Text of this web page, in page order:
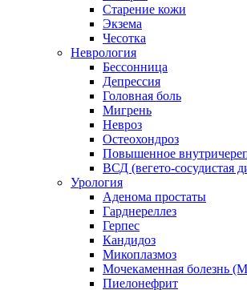
Старение кожи
Экзема
Чесотка
Неврология
Бессонница
Депрессия
Головная боль
Мигрень
Невроз
Остеохондроз
Повышенное
ВСД (вегето-сосудистая
Урология
Аденома простаты
Гарднереллез
Герпес
Кандидоз
Микоплазмоз
Мочекаменная болезнь
Пиелонефрит